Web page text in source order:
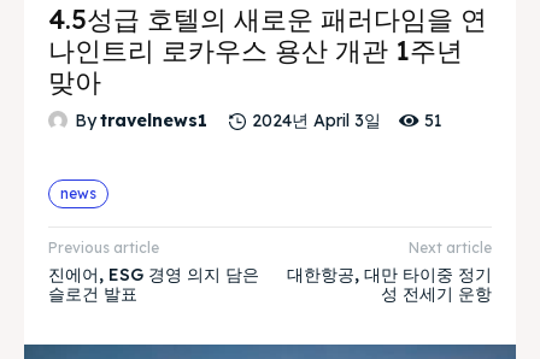
4.5성급 호텔의 새로운 패러다임을 연
나인트리 로카우스 용산 개관 1주년
맞아
Bytravelnews1 2024년 April 3일 51
news
Previous article
진에어, ESG 경영 의지 담은
슬로건 발표
Next article
대한항공, 대만 타이중 정기
성 전세기 운항